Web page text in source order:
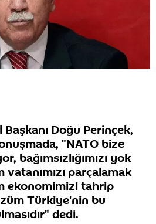
Doğu Perinçek,
"NATO bize
bağımsızlığımızı yok
parçalamak
ekonomimizi tahrip
Türkiye'nin bu
dedi.